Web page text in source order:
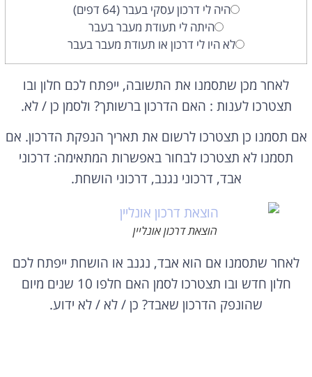
היה לי דרכון עסקי בעבר (64 דפים)
היתה לי תעודת מעבר בעבר
לא היו לי דרכון או תעודת מעבר בעבר
לאחר מכן שתסמנו את התשובה, ייפתח לכם חלון ובו
תצטרכו לענות : האם הדרכון ברשותך? ולסמן כן / לא.
אם תסמנו כן תצטרכו לרשום את תאריך הנפקת הדרכון. אם
תסמנו לא תצטרכו לבחור באפשרות המתאימה: דרכוני
אבד, דרכוני נגנב, דרכוני הושחת.
הוצאת דרכון אונליין
לאחר שתסמנו אם הוא אבד, נגנב או הושחת ייפתח לכם
חלון חדש ובו תצטרכו לסמן האם חלפו 10 שנים מיום
שהונפק הדרכון שאבד? כן / לא / לא ידוע.